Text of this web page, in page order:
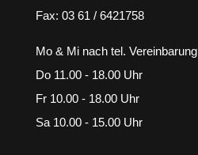
Fax: 03 61 / 6421758
Mo & Mi nach tel. Vereinbarung
Do 11.00 - 18.00 Uhr
Fr 10.00 - 18.00 Uhr
Sa 10.00 - 15.00 Uhr